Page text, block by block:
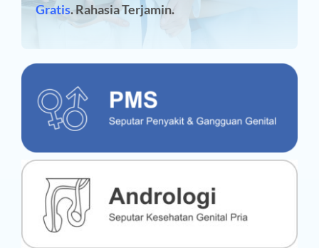
Gratis. Rahasia Terjamin.